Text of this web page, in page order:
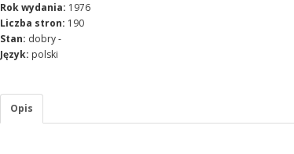
Rok wydania: 1976
Liczba stron: 190
Stan: dobry -
Język: polski
Opis